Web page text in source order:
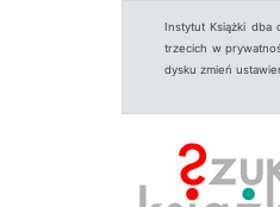
Instytut Książki dba
trzecich w
dysku zmień